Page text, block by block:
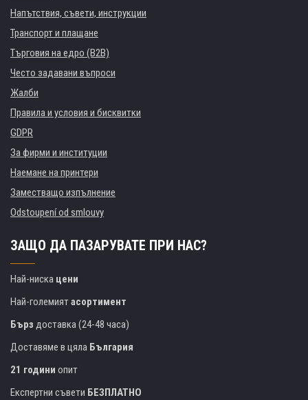
Напътствия, съвети, инструкции
Транспорт и плащане
Търговия на едро (B2B)
Често задавани въпроси
Жалби
Правила и условия и бисквитки
GDPR
За фирми и институции
Наемане на принтери
Заместващо изпълнение
Odstoupení od smlouvy
ЗАЩО ДА ПАЗАРУВАТЕ ПРИ НАС?
Най-ниска цени
Най-големиятасортимент
Бърз доставка (24-48 часа)
Доставяме в цяла България
21 години опит
Експертни съвети БЕЗПЛАТНО